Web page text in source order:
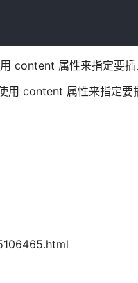
content 属性来指定要插
用 content 属性来指定要